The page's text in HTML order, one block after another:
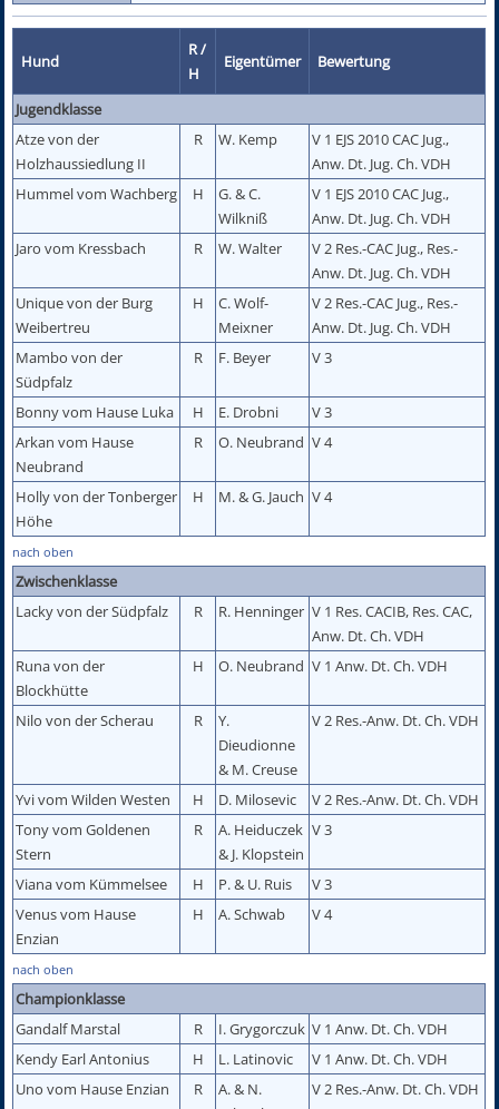
Hund
R /
H
Eigentümer Bewertung
Jugendklasse
Atze von der
Holzhaussiedlung II
R W. Kemp
V 1 EJS 2010 CAC Jug.,
Anw. Dt. Jug. Ch. VDH
Hummel vom Wachberg
H
G. & C.
Wilkniß
V 1 EJS 2010 CAC Jug.,
Anw. Dt. Jug. Ch. VDH
Jaro vom Kressbach
R W. Walter
V 2 Res.-CAC Jug., Res.-
Anw. Dt. Jug. Ch. VDH
Unique von der Burg
Weibertreu
H
C. Wolf-
Meixner
V 2 Res.-CAC Jug., Res.-
Anw. Dt. Jug. Ch. VDH
Mambo von der
Südpfalz
R F. Beyer V 3
Bonny vom Hause Luka H E. Drobni
V 3
Arkan vom Hause
Neubrand
R O. Neubrand V 4
Holly von der Tonberger
Höhe
H M. & G. Jauch V 4
nach oben
Zwischenklasse
Lacky von der Südpfalz
R R. Henninger V 1 Res. CACIB, Res. CAC,
Anw. Dt. Ch. VDH
Runa von der
Blockhütte
H O. Neubrand V 1 Anw. Dt. Ch. VDH
Nilo von der Scherau R
Y.
Dieudionne
& M. Creuse
V 2 Res.-Anw. Dt. Ch. VDH
Yvi vom Wilden Westen H D. Milosevic
V 2 Res.-Anw. Dt. Ch. VDH
Tony vom Goldenen
Stern
R
A. Heiduczek
& J. Klopstein
V 3
Viana vom Kümmelsee H P. & U. Ruis
V 3
Venus vom Hause
Enzian
H A. Schwab V 4
nach oben
Championklasse
Gandalf Marstal
R I. Grygorczuk V 1 Anw. Dt. Ch. VDH
Kendy Earl Antonius
H L. Latinovic
V 1 Anw. Dt. Ch. VDH
Uno vom Hause Enzian
R
A. & N.
V 2 Res.-Anw. Dt. Ch. VDH